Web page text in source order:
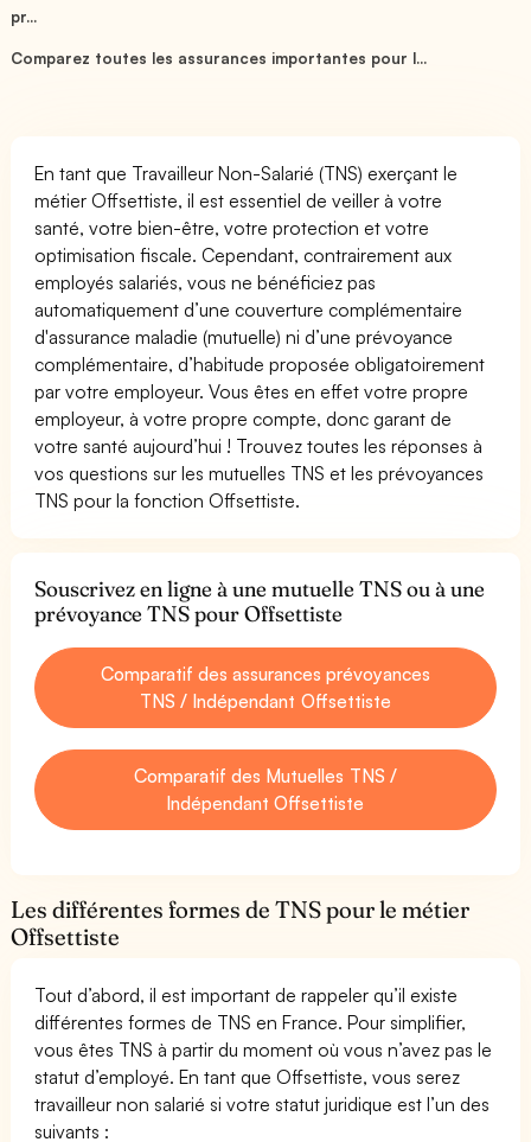
pr...
Comparez toutes les assurances importantes pour l...
En tant que Travailleur Non-Salarié (TNS) exerçant le
métier Offsettiste, il est essentiel de veiller à votre
santé, votre bien-être, votre protection et votre
optimisation fiscale. Cependant, contrairement aux
employés salariés, vous ne bénéficiez pas
automatiquement d’une couverture complémentaire
d'assurance maladie (mutuelle) ni d’une prévoyance
complémentaire, d’habitude proposée obligatoirement
par votre employeur. Vous êtes en effet votre propre
employeur, à votre propre compte, donc garant de
votre santé aujourd’hui ! Trouvez toutes les réponses à
vos questions sur les mutuelles TNS et les prévoyances
TNS pour la fonction Offsettiste.
Souscrivez en ligne à une mutuelle TNS ou à une
prévoyance TNS pour Offsettiste
Comparatif des assurances prévoyances
TNS / Indépendant Offsettiste
Comparatif des Mutuelles TNS /
Indépendant Offsettiste
Les différentes formes de TNS pour le métier
Offsettiste
Tout d’abord, il est important de rappeler qu’il existe
différentes formes de TNS en France. Pour simplifier,
vous êtes TNS à partir du moment où vous n’avez pas le
statut d’employé. En tant que Offsettiste, vous serez
travailleur non salarié si votre statut juridique est l’un des
suivants :